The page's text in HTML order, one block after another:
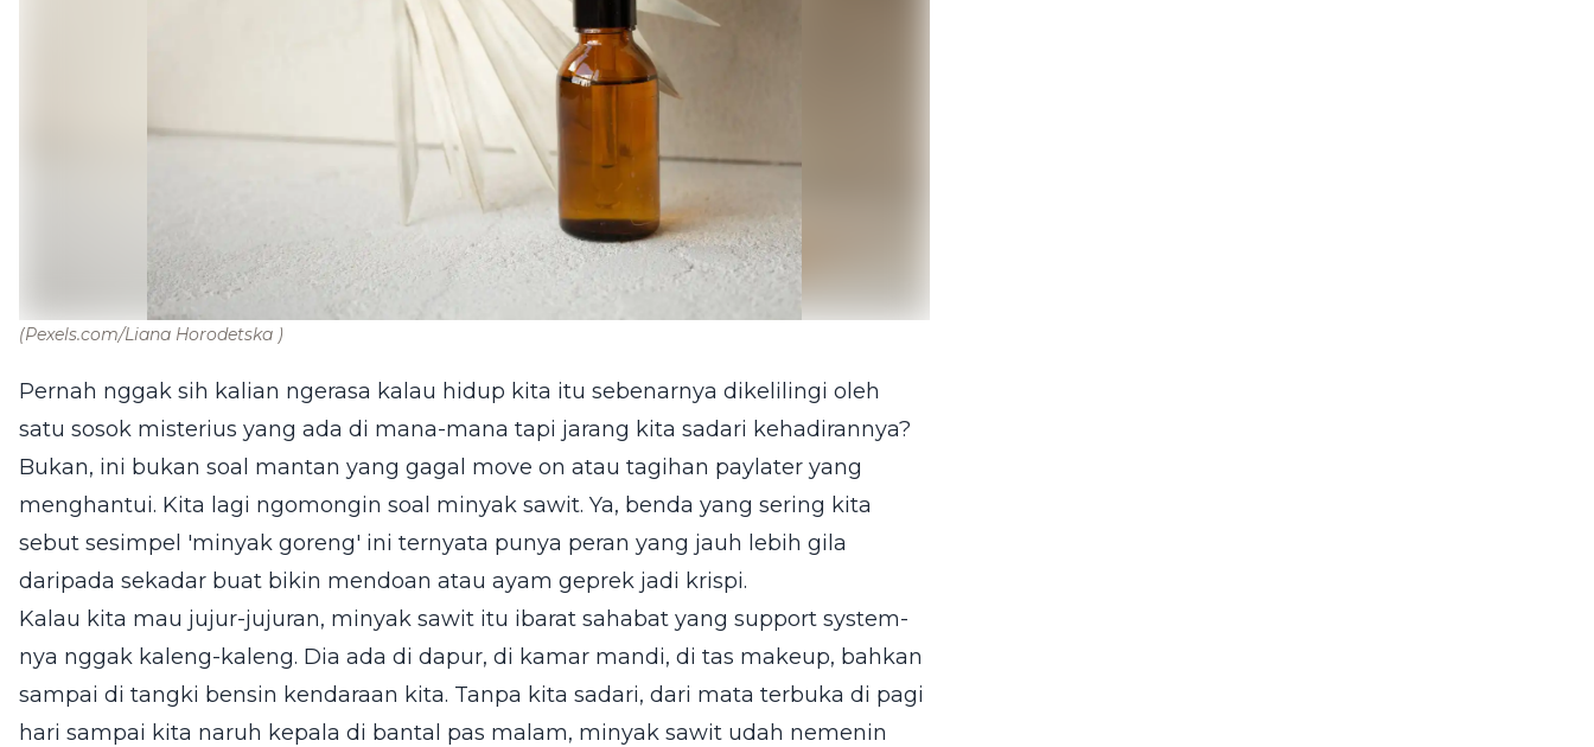
(Pexels.com/Liana Horodetska )
Pernah nggak sih kalian ngerasa kalau hidup kita itu sebenarnya dikelilingi oleh
satu sosok misterius yang ada di mana-mana tapi jarang kita sadari kehadirannya?
Bukan, ini bukan soal mantan yang gagal move on atau tagihan paylater yang
menghantui. Kita lagi ngomongin soal minyak sawit. Ya, benda yang sering kita
sebut sesimpel 'minyak goreng' ini ternyata punya peran yang jauh lebih gila
daripada sekadar buat bikin mendoan atau ayam geprek jadi krispi.
Kalau kita mau jujur-jujuran, minyak sawit itu ibarat sahabat yang support system-
nya nggak kaleng-kaleng. Dia ada di dapur, di kamar mandi, di tas makeup, bahkan
sampai di tangki bensin kendaraan kita. Tanpa kita sadari, dari mata terbuka di pagi
hari sampai kita naruh kepala di bantal pas malam, minyak sawit udah nemenin